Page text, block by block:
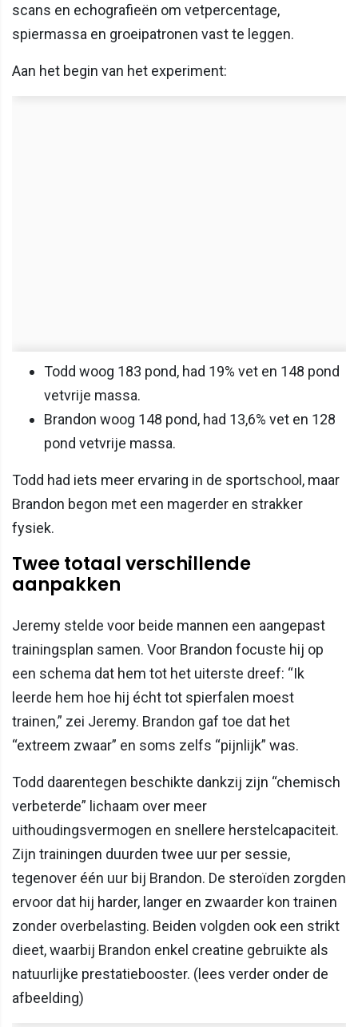
scans en echografieën om vetpercentage,
spiermassa en groeipatronen vast te leggen.
Aan het begin van het experiment:
Todd woog 183 pond, had 19% vet en 148 pond
vetvrije massa.
Brandon woog 148 pond, had 13,6% vet en 128
pond vetvrije massa.
Todd had iets meer ervaring in de sportschool, maar
Brandon begon met een magerder en strakker
fysiek.
Twee totaal verschillende
aanpakken
Jeremy stelde voor beide mannen een aangepast
trainingsplan samen. Voor Brandon focuste hij op
een schema dat hem tot het uiterste dreef: “Ik
leerde hem hoe hij écht tot spierfalen moest
trainen,” zei Jeremy. Brandon gaf toe dat het
“extreem zwaar” en soms zelfs “pijnlijk” was.
Todd daarentegen beschikte dankzij zijn “chemisch
verbeterde” lichaam over meer
uithoudingsvermogen en snellere herstelcapaciteit.
Zijn trainingen duurden twee uur per sessie,
tegenover één uur bij Brandon. De steroïden zorgden
ervoor dat hij harder, langer en zwaarder kon trainen
zonder overbelasting. Beiden volgden ook een strikt
dieet, waarbij Brandon enkel creatine gebruikte als
natuurlijke prestatiebooster. (lees verder onder de
afbeelding)